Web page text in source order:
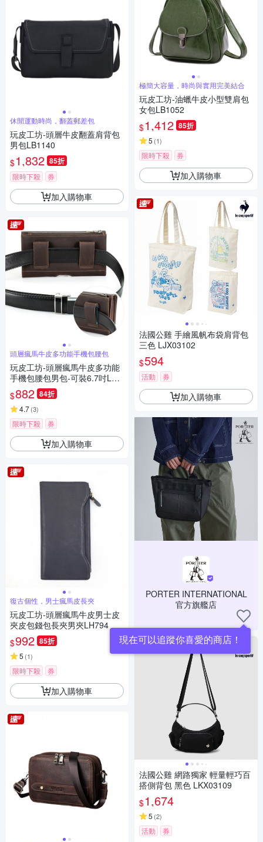
休閒運動時尚，翻蓋郵差包
玩皮工坊-頭層牛皮翻蓋肩背包
男包LB1140
$1,832 85折
限時下殺 券
加入購物車
頭層瘋馬牛皮多功能手機包腰包
玩皮工坊-頭層瘋馬牛皮多功能
手機包腰包男包-可裝6.7吋LB9
96
$882 84折
4.7(3)
限時下殺 券
加入購物車
復古個性，男士瘋馬皮長夾
玩皮工坊-頭層瘋馬牛皮男士皮
夾皮包錢包長夾男夾LH794
$992 85折
5 (1)
限時下殺 券
加入購物車
極簡大容量，時尚與實用完美結合
玩皮工坊-油蠟牛皮小型雙肩包
女包LB1052
$1,412 85折
5 (1)
限時下殺 券
加入購物車
法國公雞 手繪風帆布袋肩背包
三色 LJX03102
$594
活動 券
加入購物車
PORTER INTERNATIONAL
官方旗艦店
現在可以追蹤你喜愛的商店！
法國公雞 網路獨家 輕量輕巧百
搭側背包 黑色 LKX03109
$1,674
5 (2)
活動 券